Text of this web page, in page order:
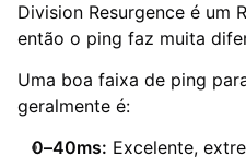
Division Resurgence é um
então o ping faz muita
Uma boa faixa de ping
geralmente é:
0–40ms: Excelente,